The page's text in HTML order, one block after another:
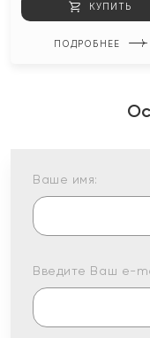
КУПИТЬ
ПОДРОБНЕЕ
Ваше имя:
Введите Ваш e-